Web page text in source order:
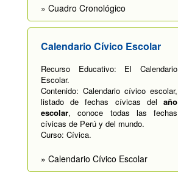
» Cuadro Cronológico
Calendario Cívico Escolar
Recurso Educativo: El Calendario
Escolar.
Contenido: Calendario cívico escolar,
listado de fechas cívicas del año
escolar, conoce todas las fechas
cívicas de Perú y del mundo.
Curso: Cívica.
» Calendario Cívico Escolar